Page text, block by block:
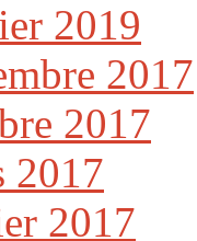
2019
2017
2017
2017
2017